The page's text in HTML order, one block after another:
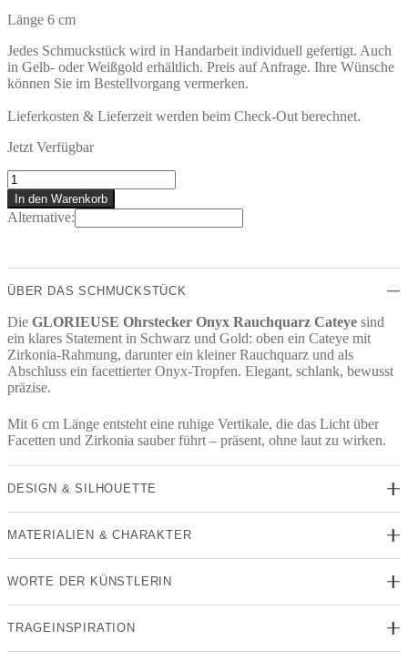
Länge 6 cm
Jedes Schmuckstück wird in Handarbeit individuell gefertigt. Auch
in Gelb- oder Weißgold erhältlich. Preis auf Anfrage. Ihre Wünsche
können Sie im Bestellvorgang vermerken.
Lieferkosten & Lieferzeit werden beim Check-Out berechnet.
Jetzt Verfügbar
GLORIEUSE
OHRSTECKER
Menge
In den Warenkorb
Alternative:
ÜBER DAS SCHMUCKSTÜCK
Die GLORIEUSE Ohrstecker Onyx Rauchquarz Cateye sind
ein klares Statement in Schwarz und Gold: oben ein Cateye mit
Zirkonia-Rahmung, darunter ein kleiner Rauchquarz und als
Abschluss ein facettierter Onyx-Tropfen. Elegant, schlank, bewusst
präzise.
Mit 6 cm Länge entsteht eine ruhige Vertikale, die das Licht über
Facetten und Zirkonia sauber führt – präsent, ohne laut zu wirken.
DESIGN & SILHOUETTE
MATERIALIEN & CHARAKTER
WORTE DER KÜNSTLERIN
TRAGEINSPIRATION